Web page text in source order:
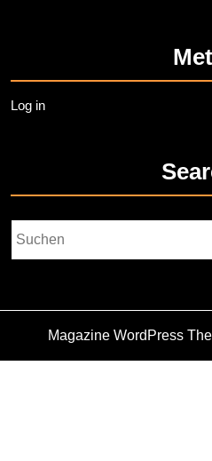
Log in
Magazine WordPress